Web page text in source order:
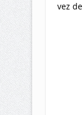
vez de